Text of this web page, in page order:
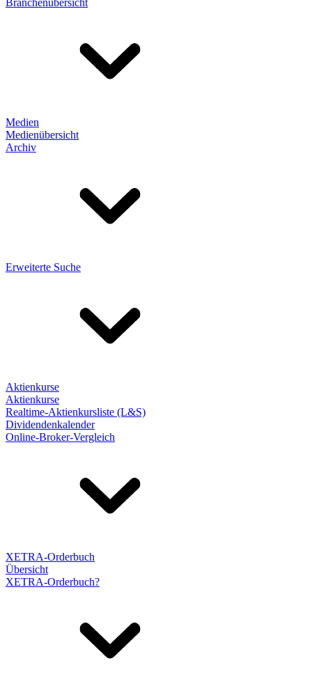
Branchenübersicht
Medien
Medienübersicht
Archiv
Erweiterte Suche
Aktienkurse
Aktienkurse
Realtime-Aktienkursliste (L&S)
Dividendenkalender
Online-Broker-Vergleich
XETRA-Orderbuch
Übersicht
XETRA-Orderbuch?